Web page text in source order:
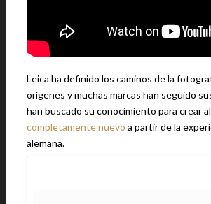
Leica ha definido los caminos de la
orígenes y muchas marcas han seguido
han buscado su conocimiento para crear
completamente nuevo a partir de la
alemana.